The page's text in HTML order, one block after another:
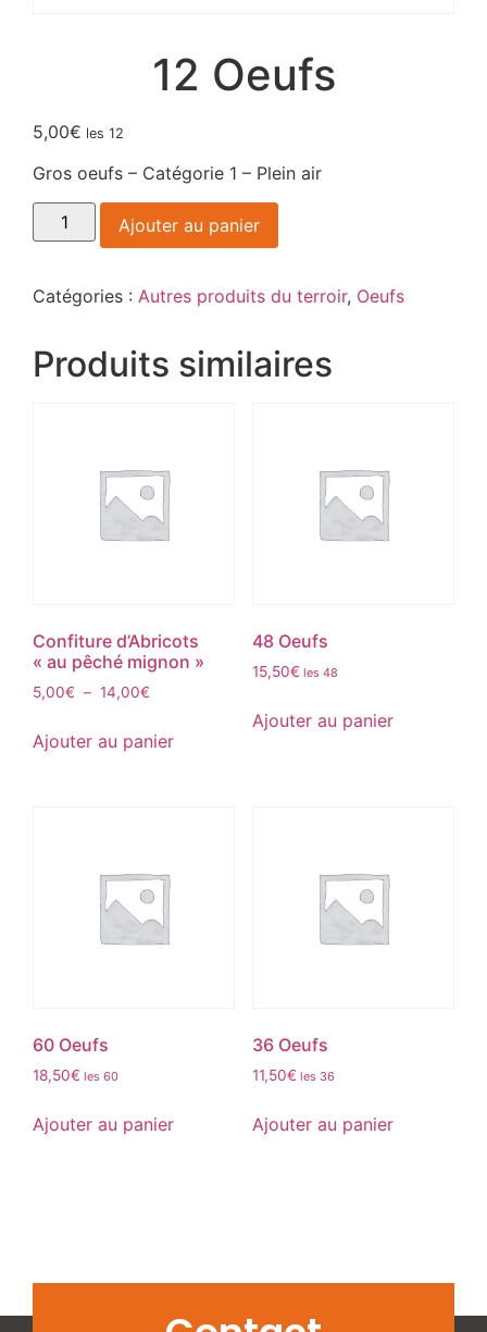
12 Oeufs
5,00€ les 12
Gros oeufs – Catégorie 1 – Plein air
Ajouter au panier
Catégories : Autres produits du terroir, Oeufs
Produits similaires
Confiture d’Abricots
« au pêché mignon »
5,00€ – 14,00€
Ajouter au panier
48 Oeufs
15,50€ les 48
Ajouter au panier
60 Oeufs
18,50€ les 60
Ajouter au panier
36 Oeufs
11,50€ les 36
Ajouter au panier